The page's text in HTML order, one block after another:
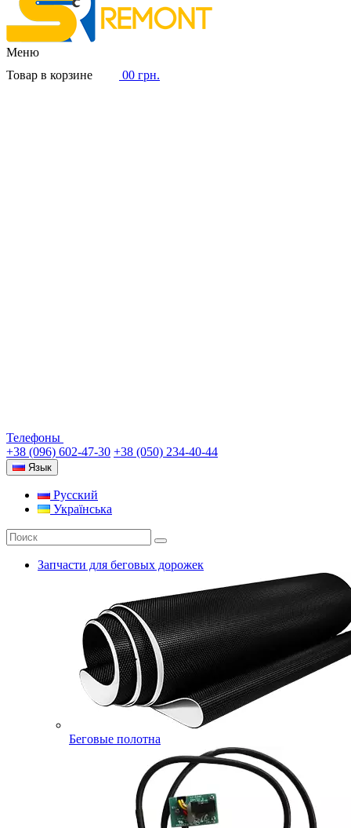
Меню
Товар в корзине
00 грн.
Телефоны
+38 (096) 602-47-30 +38 (050) 234-40-44
Язык
Русский
Українська
Запчасти для беговых дорожек
Беговые полотна